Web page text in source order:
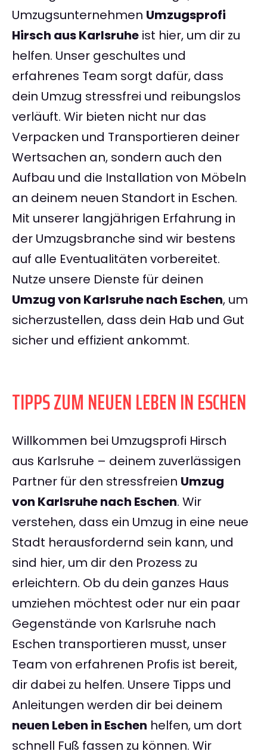
Umzugsunternehmen Umzugsprofi
Hirsch aus Karlsruhe ist hier, um dir zu
helfen. Unser geschultes und
erfahrenes Team sorgt dafür, dass
dein Umzug stressfrei und reibungslos
verläuft. Wir bieten nicht nur das
Verpacken und Transportieren deiner
Wertsachen an, sondern auch den
Aufbau und die Installation von Möbeln
an deinem neuen Standort in Eschen.
Mit unserer langjährigen Erfahrung in
der Umzugsbranche sind wir bestens
auf alle Eventualitäten vorbereitet.
Nutze unsere Dienste für deinen
Umzug von Karlsruhe nach Eschen, um
sicherzustellen, dass dein Hab und Gut
sicher und effizient ankommt.
TIPPS ZUM NEUEN LEBEN IN ESCHEN
Willkommen bei Umzugsprofi Hirsch
aus Karlsruhe – deinem zuverlässigen
Partner für den stressfreien Umzug
von Karlsruhe nach Eschen. Wir
verstehen, dass ein Umzug in eine neue
Stadt herausfordernd sein kann, und
sind hier, um dir den Prozess zu
erleichtern. Ob du dein ganzes Haus
umziehen möchtest oder nur ein paar
Gegenstände von Karlsruhe nach
Eschen transportieren musst, unser
Team von erfahrenen Profis ist bereit,
dir dabei zu helfen. Unsere Tipps und
Anleitungen werden dir bei deinem
neuen Leben in Eschen helfen, um dort
schnell Fuß fassen zu können. Wir